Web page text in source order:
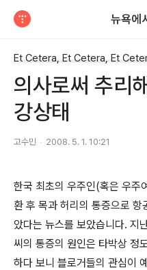
뉴욕에
Et Cetera, Et Cetera, Et
의사로써 추리
강상태
고수민 2008. 5. 1. 10:21
한국 최초의 우주인(혹은 우주
환 후 목과 허리의 통증으로
았다는 뉴스를 보았습니다. 지
씨의 통증의 원인은 타박상 정
하다 보니 블로거들의 관심이